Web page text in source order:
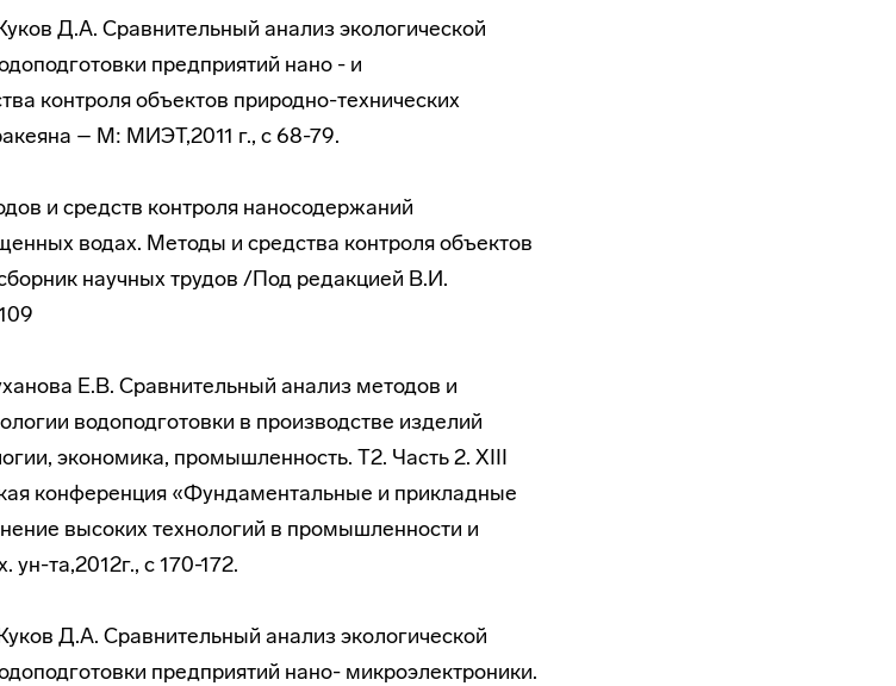
Д.А. Сравнительный анализ экологической
предприятий нано - и
контроля объектов природно-технических
– М: МИЭТ,2011 г., с 68-79.
и средств контроля наносодержаний
водах. Методы и средства контроля объектов
научных трудов /Под редакцией В.И.
Е.В. Сравнительный анализ методов и
водоподготовки в производстве изделий
экономика, промышленность. Т2. Часть 2. XIII
конференция «Фундаментальные и прикладные
высоких технологий в промышленности и
та,2012г., с 170-172.
Д.А. Сравнительный анализ экологической
предприятий нано- микроэлектроники.